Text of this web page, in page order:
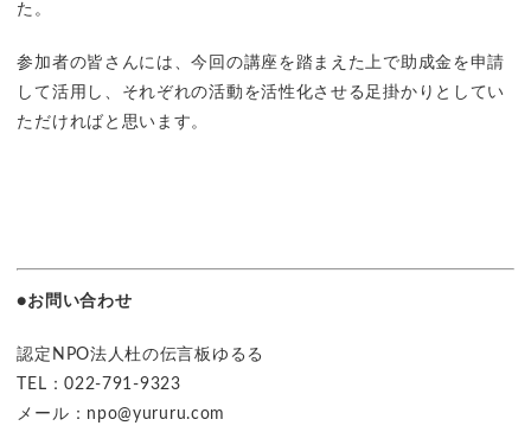
た。
参加者の皆さんには、今回の講座を踏まえた上で助成金を申請
して活用し、それぞれの活動を活性化させる足掛かりとしてい
ただければと思います。
●お問い合わせ
認定NPO法人杜の伝言板ゆるる
TEL：022-791-9323
メール：npo@yururu.com